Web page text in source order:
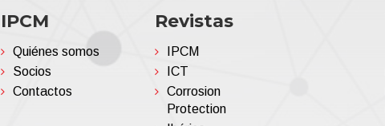
IPCM
Quiénes somos
Socios
Contactos
Revistas
IPCM
ICT
Corrosion
Protection